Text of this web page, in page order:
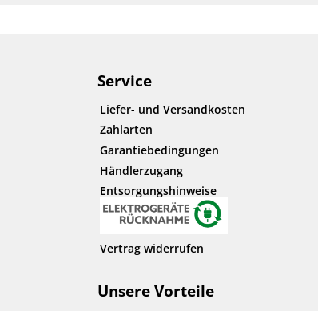
Service
Liefer- und Versandkosten
Zahlarten
Garantiebedingungen
Händlerzugang
Entsorgungshinweise
Vertrag widerrufen
Unsere Vorteile